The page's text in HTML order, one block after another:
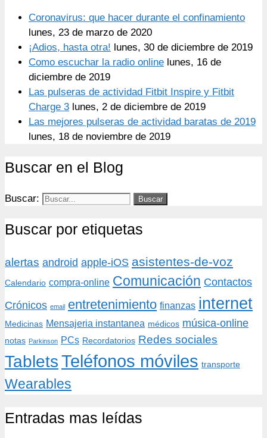
Coronavirus: que hacer durante el confinamiento
lunes, 23 de marzo de 2020
¡Adios, hasta otra! lunes, 30 de diciembre de 2019
Como escuchar la radio online lunes, 16 de
diciembre de 2019
Las pulseras de actividad Fitbit Inspire y Fitbit
Charge 3 lunes, 2 de diciembre de 2019
Las mejores pulseras de actividad baratas de 2019
lunes, 18 de noviembre de 2019
Buscar en el Blog
Buscar:
Buscar por etiquetas
alertas android apple-iOS asistentes-de-voz
Calendario compra-online Comunicación Contactos
Crónicos email entretenimiento finanzas internet
Medicinas Mensajeria instantanea médicos música-online
notas Parkinson PCs Recordatorios Redes sociales
TabletsTeléfonos móviles transporte
Wearables
Entradas mas leídas